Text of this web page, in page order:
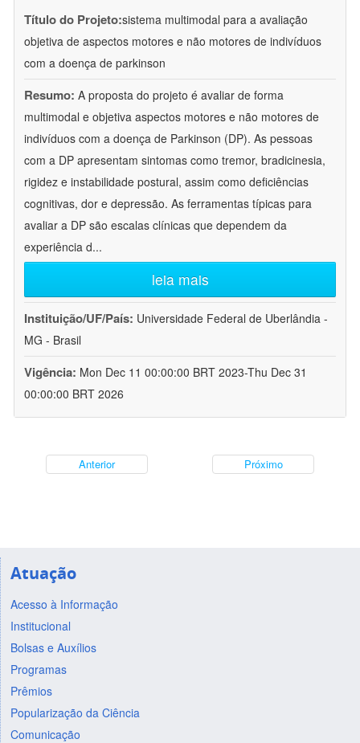
Título do Projeto:sistema multimodal para a avaliação
objetiva de aspectos motores e não motores de indivíduos
com a doença de parkinson
Resumo: A proposta do projeto é avaliar de forma
multimodal e objetiva aspectos motores e não motores de
indivíduos com a doença de Parkinson (DP). As pessoas
com a DP apresentam sintomas como tremor, bradicinesia,
rigidez e instabilidade postural, assim como deficiências
cognitivas, dor e depressão. As ferramentas típicas para
avaliar a DP são escalas clínicas que dependem da
experiência d...
leia mais
Instituição/UF/País: Universidade Federal de Uberlândia -
MG - Brasil
Vigência: Mon Dec 11 00:00:00 BRT 2023-Thu Dec 31
00:00:00 BRT 2026
Anterior Próximo
Atuação
Acesso à Informação
Institucional
Bolsas e Auxílios
Programas
Prêmios
Popularização da Ciência
Comunicação